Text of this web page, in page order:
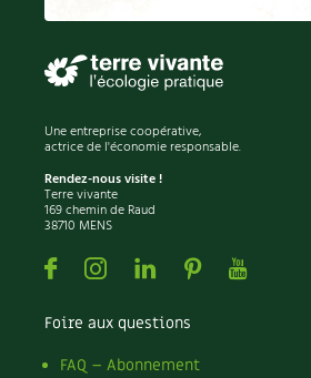
Permaculture
Pesticides
Petits pois
Piment
Pissenlit
Pizza
Plantes
Plantes d'extérieur
Plantes d'intérieur
Plantes médicinales
Plantes sauvages
Plants
Plastique
Une entreprise coopérative,
actrice de l'économie responsable.
Rendez-nous visite !
Terre vivante
169 chemin de Raud
38710 MENS
FacebookInstagramLinkedin
PinterestYoutube
Foire aux questions
FAQ – Abonnement